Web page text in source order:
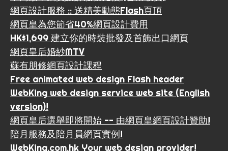
網頁設計服務 :: 送精美動態Flash頁頂
網頁皇為您節省40%網頁設計費用
HK$1,699 建立你的時裝批發及首飾出口網頁
網頁皇后婚紗MTV
蘇有朋修網頁設計課程
Free animated web design Flash header
WebKing web design service web site (English
version)!
網頁皇后選舉即將開始 -- 由網頁皇網頁設計贊助!
陪月服務及陪月員網頁實例!
WebKing.com.hk Your web design provider!